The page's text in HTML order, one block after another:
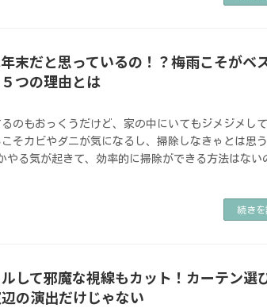
末だと思っているの！？梅雨こそがベ
つの理由とは
のもおっくうだけど、家の中にいてもジメジメし
そカビやダニが気になるし、掃除しなきゃとは思
やる気が起きて、効率的に掃除ができる方法はない
続きを
して邪魔な視線もカット！カーテン選
の演出だけじゃない